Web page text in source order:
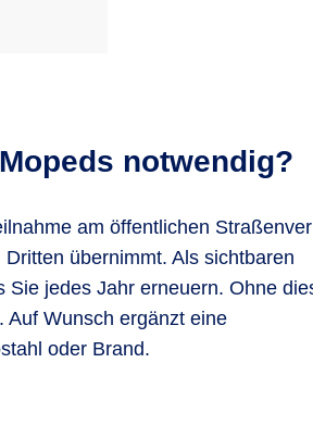
notwendig?
am öffentlichen
übernimmt. Als sichtbaren
Sie jedes Jahr erneuern. Ohne
Auf Wunsch ergänzt eine
oder Brand.